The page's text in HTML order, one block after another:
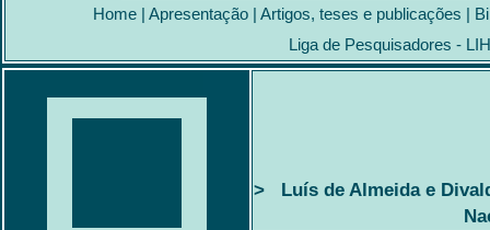
Home | Apresentação | Artigos, teses e publicações |
Liga de Pesquisadores -
> Luís de Almeida e